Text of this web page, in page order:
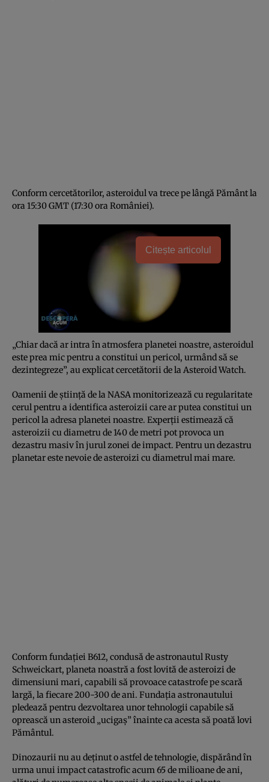
Conform cercetătorilor, asteroidul va trece pe lângă Pământ la
ora 15:30 GMT (17:30 ora României).
Citește articolul
„Chiar dacă ar intra în atmosfera planetei noastre, asteroidul
este prea mic pentru a constitui un pericol, urmând să se
dezintegreze”, au explicat cercetătorii de la Asteroid Watch.
Oamenii de ştiinţă de la NASA monitorizează cu regularitate
cerul pentru a identifica asteroizii care ar putea constitui un
pericol la adresa planetei noastre. Experţii estimează că
asteroizii cu diametru de 140 de metri pot provoca un
dezastru masiv în jurul zonei de impact. Pentru un dezastru
planetar este nevoie de asteroizi cu diametrul mai mare.
Conform fundaţiei B612, condusă de astronautul Rusty
Schweickart, planeta noastră a fost lovită de asteroizi de
dimensiuni mari, capabili să provoace catastrofe pe scară
largă, la fiecare 200-300 de ani. Fundaţia astronautului
pledează pentru dezvoltarea unor tehnologii capabile să
oprească un asteroid „ucigaş” înainte ca acesta să poată lovi
Pământul.
Dinozaurii nu au deţinut o astfel de tehnologie, dispărând în
urma unui impact catastrofic acum 65 de milioane de ani,